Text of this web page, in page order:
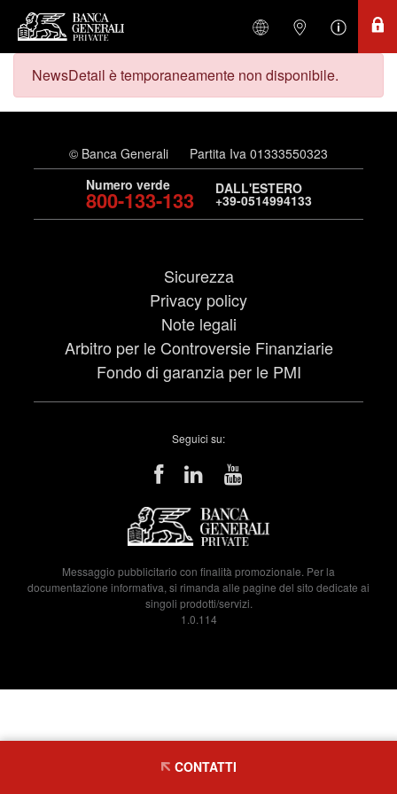
NewsDetail è temporaneamente non disponibile.
© Banca Generali
Partita Iva 01333550323
Numero verde
800-133-133 DALL'ESTERO
+39-0514994133
Sicurezza
Privacy policy
Note legali
Arbitro per le Controversie Finanziarie
Fondo di garanzia per le PMI
Seguici su:
Messaggio pubblicitario con finalità promozionale. Per la
documentazione informativa, si rimanda alle pagine del sito dedicate ai
singoli prodotti/servizi.
1.0.114
CONTATTI